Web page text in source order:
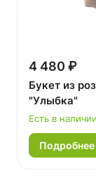
4 480 ₽
Букет из
"Улыбка"
Есть в наличии
Подробнее